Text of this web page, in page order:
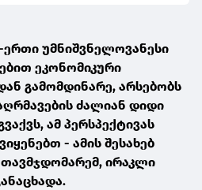
ერთი უმნიშვნელოვანესი
ეკონომიკური
გამომდინარე, არსებობს
ძალიან დიდი
ამ პერსპექტივას
- ამის შესახებ
ირაკლი